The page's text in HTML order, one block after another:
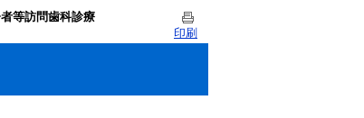
等訪問歯科診療
印刷